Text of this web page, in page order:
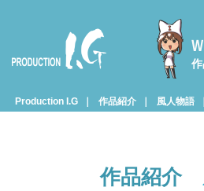
Prod
Production I.G 作品紹介 風人物語
作品紹介